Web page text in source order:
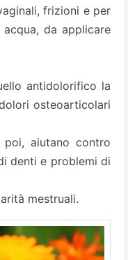
frizioni e per
da applicare
antidolorifico la
osteoarticolari
aiutano contro
denti e problemi di
mestruali.